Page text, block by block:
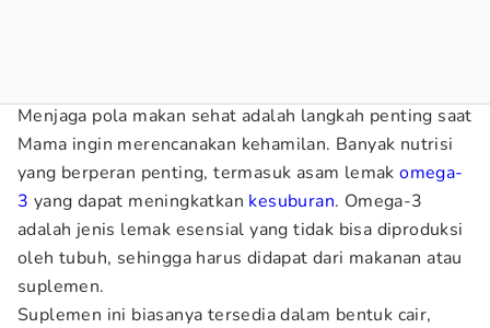
Menjaga pola makan sehat adalah langkah penting saat
Mama ingin merencanakan kehamilan. Banyak nutrisi
yang berperan penting, termasuk asam lemakomega-
3 yang dapat meningkatkan kesuburan. Omega-3
adalah jenis lemak esensial yang tidak bisa diproduksi
oleh tubuh, sehingga harus didapat dari makanan atau
suplemen.
Suplemen ini biasanya tersedia dalam bentuk cair,